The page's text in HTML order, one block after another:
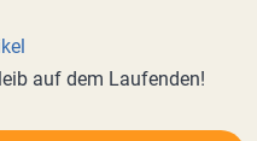
auf dem Laufenden!